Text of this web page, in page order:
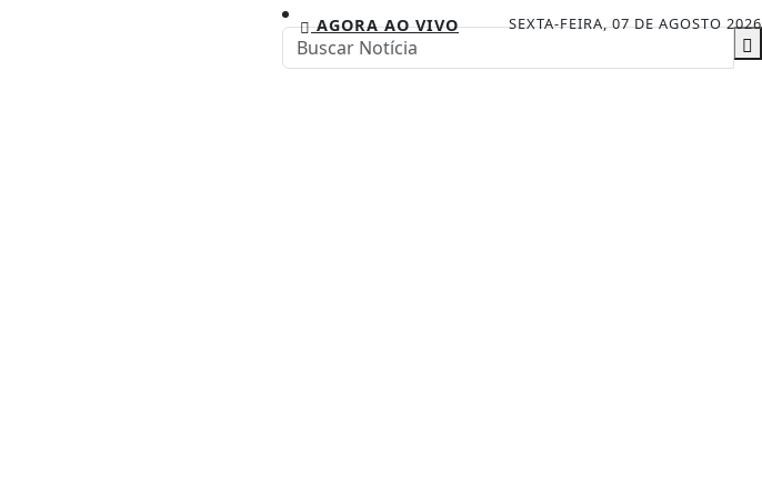
SEXTA-FEIRA, 07 DE AGOSTO 2026
AGORA AO VIVO